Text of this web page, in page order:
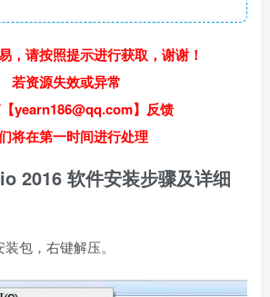
，请按照提示进行获取，谢谢！
若资源失效或异常
yearn186@qq.com】反馈
将在第一时间进行处理
2016 软件安装步骤及详细
包，右键解压。